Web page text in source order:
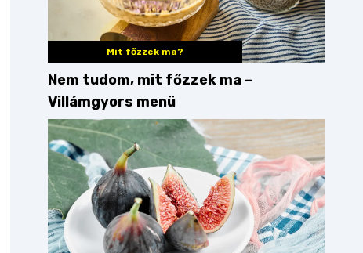
Mit főzzek ma?
Nem tudom, mit főzzek ma –
Villámgyors menü